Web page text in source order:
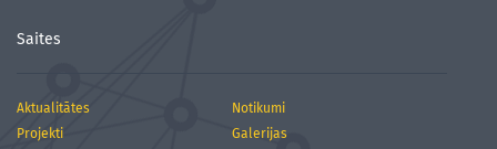
Saites
Aktualitātes
Notikumi
Projekti
Galerijas